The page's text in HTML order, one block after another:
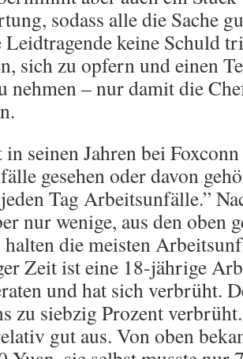
sodass alle die Sache
Leidtragende keine Schuld
sich zu opfern und einen
nehmen – nur damit die
seinen Jahren bei
gesehen oder davon
Tag Arbeitsunfälle.”
nur wenige, aus den oben
die meisten
Zeit ist eine 18-jährige
und hat sich verbrüht.
zu siebzig Prozent
gut aus. Von oben